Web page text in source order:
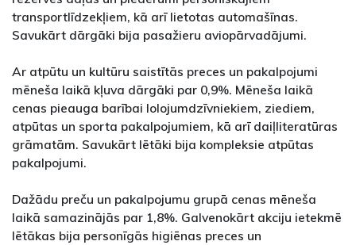
transportlīdzekļiem, kā arī lietotas automašīnas.
Savukārt dārgāki bija pasažieru aviopārvadājumi.
Ar atpūtu un kultūru saistītās preces un pakalpojumi
mēneša laikā kļuva dārgāki par 0,9%. Mēneša laikā
cenas pieauga barībai lolojumdzīvniekiem, ziediem,
atpūtas un sporta pakalpojumiem, kā arī daiļliteratūras
grāmatām. Savukārt lētāki bija kompleksie atpūtas
pakalpojumi.
Dažādu preču un pakalpojumu grupā cenas mēneša
laikā samazinājās par 1,8%. Galvenokārt akciju ietekmē
lētākas bija personīgās higiēnas preces un